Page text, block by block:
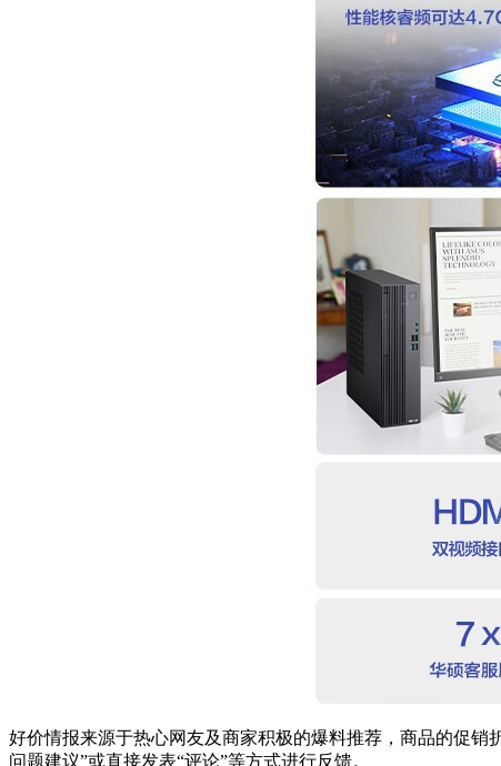
好价情报来源于热心网友及商家积极的爆料推荐，商品的促
问题建议”或直接发表“评论”等方式进行反馈。